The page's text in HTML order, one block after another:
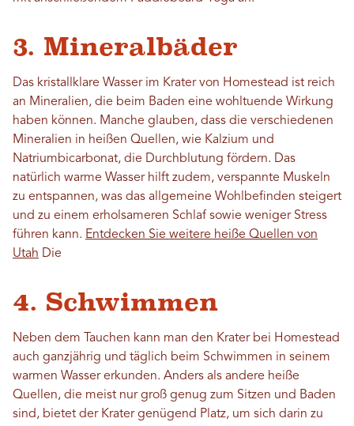
3. Mineralbäder
Das kristallklare Wasser im Krater von Homestead ist reich
an Mineralien, die beim Baden eine wohltuende Wirkung
haben können. Manche glauben, dass die verschiedenen
Mineralien in heißen Quellen, wie Kalzium und
Natriumbicarbonat, die Durchblutung fördern. Das
natürlich warme Wasser hilft zudem, verspannte Muskeln
zu entspannen, was das allgemeine Wohlbefinden steigert
und zu einem erholsameren Schlaf sowie weniger Stress
führen kann. Entdecken Sie weitere heiße Quellen von
Utah Die
4. Schwimmen
Neben dem Tauchen kann man den Krater bei Homestead
auch ganzjährig und täglich beim Schwimmen in seinem
warmen Wasser erkunden. Anders als andere heiße
Quellen, die meist nur groß genug zum Sitzen und Baden
sind, bietet der Krater genügend Platz, um sich darin zu